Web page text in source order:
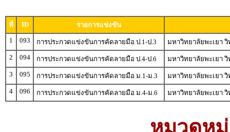
ที่ ID
รายการแข่งขัน
1
093 การประกวดแข่งขันการคัดลายมือ ป.1-ป.3
มหาวิทยาลัยพะเยา วิ
2
094 การประกวดแข่งขันการคัดลายมือ ป.4-ป.6
มหาวิทยาลัยพะเยา วิ
3
095 การประกวดแข่งขันการคัดลายมือ ม.1-ม.3
มหาวิทยาลัยพะเยา วิ
4
096 การประกวดแข่งขันการคัดลายมือ ม.4-ม.6 มหาวิทยาลัยพะเยา วิ